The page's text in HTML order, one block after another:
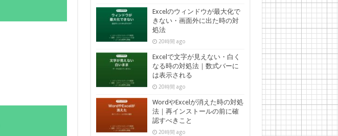
Excelのウィンドウが最大化で
きない・画面外に出た時の対
処法
20時間 ago
Excelで文字が見えない・白く
なる時の対処法｜数式バーに
は表示される
20時間 ago
WordやExcelが消えた時の対処
法｜再インストールの前に確
認すべきこと
20時間 ago